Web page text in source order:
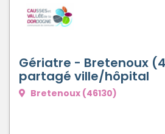
Gériatre - Bretenoux
partagé ville/hôpital
Bretenoux (46130)